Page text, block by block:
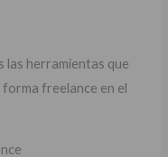
las herramientas que
freelance en el